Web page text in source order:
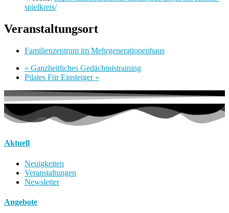
spielkreis/
Veranstaltungsort
Familienzentrum im Mehrgenerationenhaus
« Ganzheitliches Gedächtnistraining
Pilates Für Einsteiger »
Aktuell
Neuigkeiten
Veranstaltungen
Newsletter
Angebote